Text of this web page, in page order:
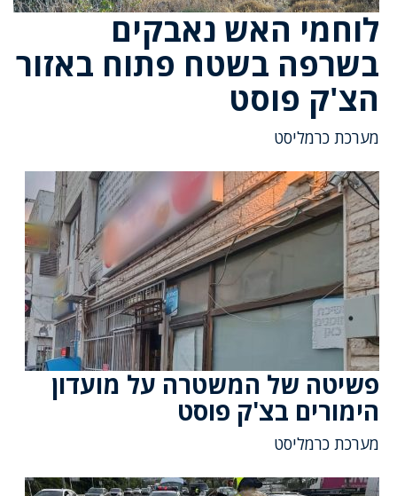
לוחמי האש נאבקים
בשרפה בשטח פתוח באזור
הצ'ק פוסט
מערכת כרמליסט
פשיטה של המשטרה על מועדון
הימורים בצ'ק פוסט
מערכת כרמליסט